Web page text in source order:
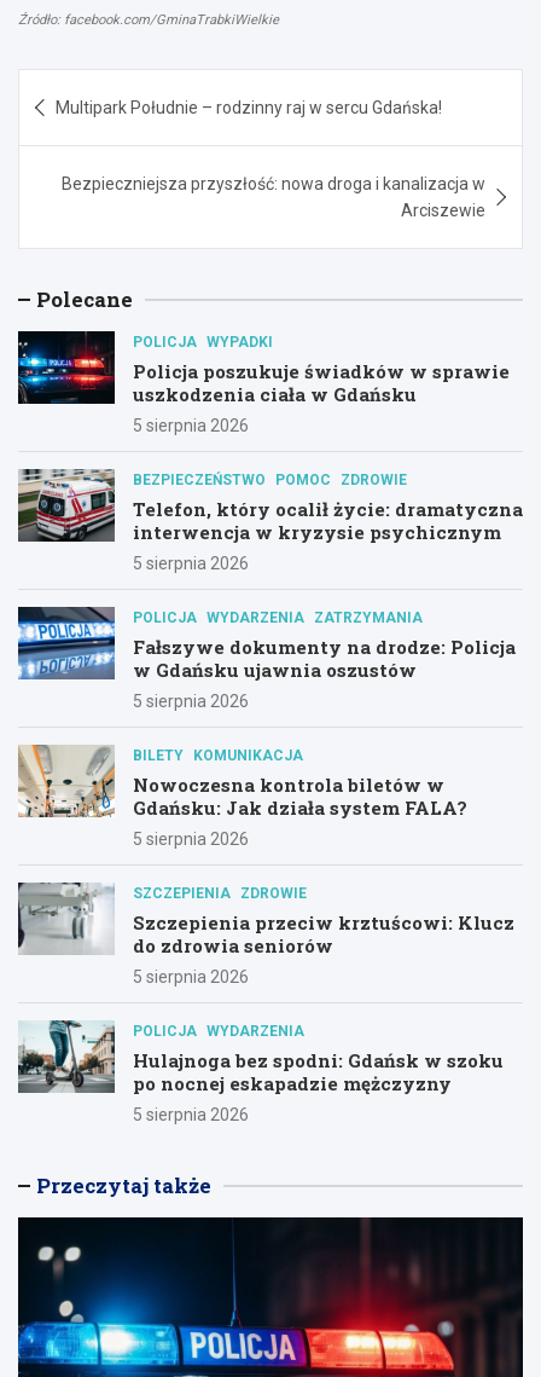
Źródło: facebook.com/GminaTrabkiWielkie
wpisu
Multipark Południe – rodzinny raj w sercu Gdańska!
Bezpieczniejsza przyszłość: nowa droga i kanalizacja w
Arciszewie
Polecane
POLICJA WYPADKI
Policja poszukuje świadków w sprawie
uszkodzenia ciała w Gdańsku
5 sierpnia 2026
BEZPIECZEŃSTWO POMOC ZDROWIE
Telefon, który ocalił życie: dramatyczna
interwencja w kryzysie psychicznym
5 sierpnia 2026
POLICJA WYDARZENIA ZATRZYMANIA
Fałszywe dokumenty na drodze: Policja
w Gdańsku ujawnia oszustów
5 sierpnia 2026
BILETY KOMUNIKACJA
Nowoczesna kontrola biletów w
Gdańsku: Jak działa system FALA?
5 sierpnia 2026
SZCZEPIENIA ZDROWIE
Szczepienia przeciw krztuścowi: Klucz
do zdrowia seniorów
5 sierpnia 2026
POLICJA WYDARZENIA
Hulajnoga bez spodni: Gdańsk w szoku
po nocnej eskapadzie mężczyzny
5 sierpnia 2026
Przeczytaj także